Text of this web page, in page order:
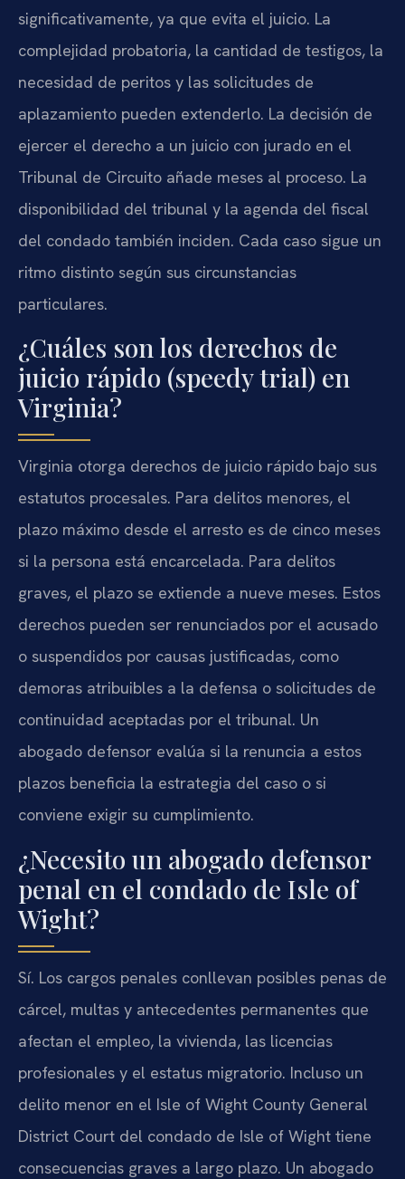
significativamente, ya que evita el juicio. La
complejidad probatoria, la cantidad de testigos, la
necesidad de peritos y las solicitudes de
aplazamiento pueden extenderlo. La decisión de
ejercer el derecho a un juicio con jurado en el
Tribunal de Circuito añade meses al proceso. La
disponibilidad del tribunal y la agenda del fiscal
del condado también inciden. Cada caso sigue un
ritmo distinto según sus circunstancias
particulares.
¿Cuáles son los derechos de
juicio rápido (speedy trial) en
Virginia?
Virginia otorga derechos de juicio rápido bajo sus
estatutos procesales. Para delitos menores, el
plazo máximo desde el arresto es de cinco meses
si la persona está encarcelada. Para delitos
graves, el plazo se extiende a nueve meses. Estos
derechos pueden ser renunciados por el acusado
o suspendidos por causas justificadas, como
demoras atribuibles a la defensa o solicitudes de
continuidad aceptadas por el tribunal. Un
abogado defensor evalúa si la renuncia a estos
plazos beneficia la estrategia del caso o si
conviene exigir su cumplimiento.
¿Necesito un abogado defensor
penal en el condado de Isle of
Wight?
Sí. Los cargos penales conllevan posibles penas de
cárcel, multas y antecedentes permanentes que
afectan el empleo, la vivienda, las licencias
profesionales y el estatus migratorio. Incluso un
delito menor en el Isle of Wight County General
District Court del condado de Isle of Wight tiene
consecuencias graves a largo plazo. Un abogado